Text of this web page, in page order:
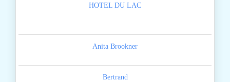
HOTEL DU LAC
Anita Brookner
Bertrand